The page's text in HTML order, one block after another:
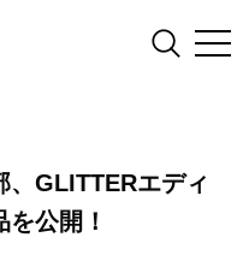
、GLITTERエディ
公開！